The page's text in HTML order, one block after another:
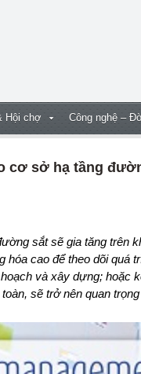
Hội chợ Công nghệ –
cơ sở hạ tầng
cao để theo dõi quá
và xây dựng; hoặc
sẽ trở nên quan